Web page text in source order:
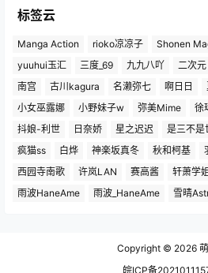
标签云
Manga Action rioko凉凉子 Shonen
yuuhui玉汇
三度_69 九九八吖 二次元
南宫
古川kagura 名濑弥七 啊日日
小女巫露娜
小野妹子w 弥美Mime 徐
抖娘-利世
日奈娇 星之迟迟 是三不是
疯猫ss
白烨 神楽坂真冬 秋和柯基
西园寺南歌
许岚LAN 赛高酱 轩萧学
雨波HaneAme
雨波_HaneAme 雪晴
Copyright © 2026
皖ICP备